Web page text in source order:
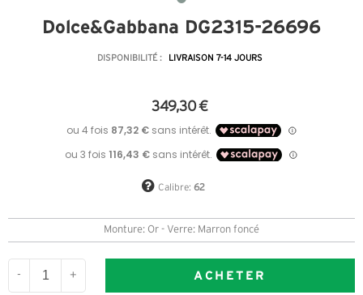
Dolce&Gabbana DG2315-26696
DISPONIBILITÉ : LIVRAISON 7-14 JOURS
349,30 €
Calibre: 62
Monture: Or - Verre: Marron foncé
- + ACHETER